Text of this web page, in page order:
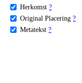
Herkomst ?
Original Placering ?
Metatekst ?